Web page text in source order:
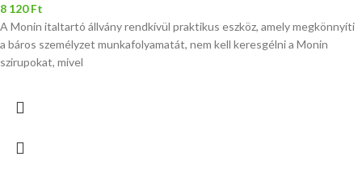
8 120Ft
A Monin italtartó állvány rendkívül praktikus eszköz, amely megkönnyíti
a báros személyzet munkafolyamatát, nem kell keresgélni a Monin
szirupokat, mivel